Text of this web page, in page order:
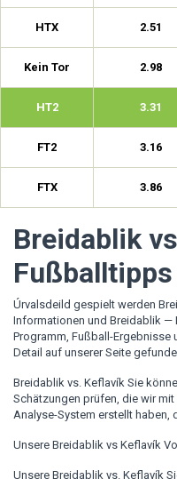
HTX 2.51
Kein Tor 2.98
HT2 3.31
FT2 3.16
FTX 3.86
Breidablik
Fußballtipps
Úrvalsdeild gespielt werden
Informationen und Breidablik —
Programm, Fußball-Ergebnisse
Detail auf unserer Seite
Breidablik vs. Keflavík Sie
Schätzungen prüfen, die wir
Analyse-System erstellt haben,
Unsere Breidablik vs Keflavík
Unsere Breidablik vs. Keflavík